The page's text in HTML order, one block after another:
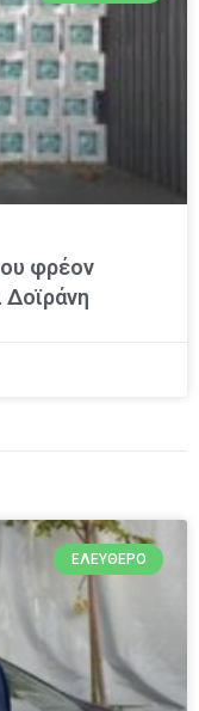
φρέον
Δοϊράνη
ΕΛΕΎΘΕΡΟ